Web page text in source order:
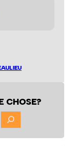
CHOSE?